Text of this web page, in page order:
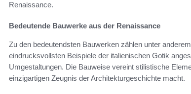
Renaissance.
Bedeutende Bauwerke aus der Renaissance
Zu den bedeutendsten Bauwerken zählen unter
eindrucksvollsten Beispiele der italienischen Gotik
Umgestaltungen. Die Bauweise vereint stilistische
einzigartigen Zeugnis der Architekturgeschichte macht.